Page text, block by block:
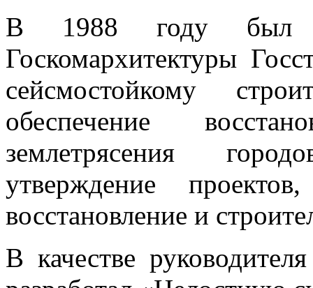
В 1988 году был
Госкомархитектуры
сейсмостойкому
обеспечение
землетрясения
утверждение
восстановление и
В качестве